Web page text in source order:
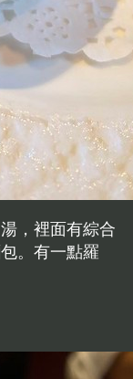
，裡面有綜合
。有一點羅